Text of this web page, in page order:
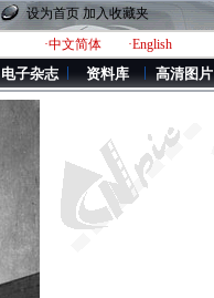
设为首页 加入收藏夹
·中文简体
·English
电子杂志 资料库 高清图片